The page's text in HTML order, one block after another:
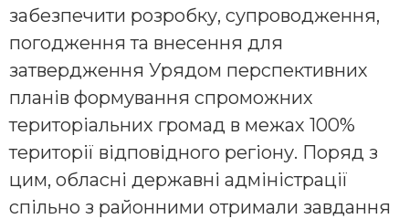
забезпечити розробку, супроводження,
погодження та внесення для
затвердження Урядом перспективних
планів формування спроможних
територіальних громад в межах 100%
території відповідного регіону. Поряд з
цим, обласні державні адміністрації
спільно з районними отримали завдання